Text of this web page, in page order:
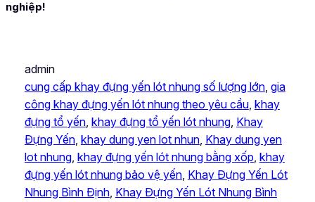
nghiệp!
admin
cung cấp khay đựng yến lót nhung số lượng lớn, gia
công khay đựng yến lót nhung theo yêu cầu, khay
đựng tổ yến, khay đựng tổ yến lót nhung, Khay
Đựng Yến, khay dung yen lot nhun, Khay dung yen
lot nhung, khay đựng yến lót nhung bằng xốp, khay
đựng yến lót nhung bảo vệ yến, Khay Đựng Yến Lót
Nhung Bình Định, Khay Đựng Yến Lót Nhung Bình